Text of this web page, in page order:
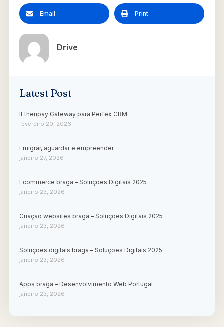
Email Print
Drive
Latest Post
IFthenpay Gateway para Perfex CRM:
fevereiro 20, 2026
Emigrar, aguardar e empreender
janeiro 27, 2026
Ecommerce braga – Soluções Digitais 2025
janeiro 23, 2026
Criação websites braga – Soluções Digitais 2025
janeiro 23, 2026
Soluções digitais braga – Soluções Digitais 2025
janeiro 23, 2026
Apps braga – Desenvolvimento Web Portugal
janeiro 23, 2026